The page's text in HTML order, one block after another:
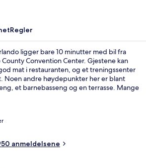
Regler
ligger bare 10 minutter med bil fra
Convention Center. Gjestene kan
mat i restauranten, og et treningssenter
Noen andre høydepunkter her er blant
et barnebasseng og en terrasse. Mange
anmeldelsene